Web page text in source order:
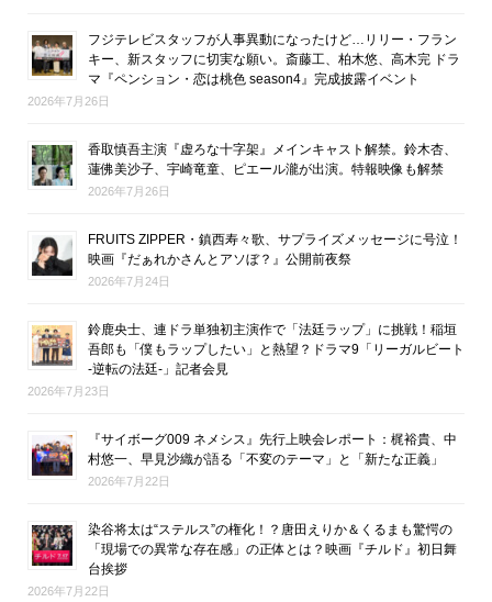
フジテレビスタッフが人事異動になったけど…リリー・フラン
キー、新スタッフに切実な願い。斎藤工、柏木悠、高木完 ドラ
マ『ペンション・恋は桃色 season4』完成披露イベント
2026年7月26日
香取慎吾主演『虚ろな十字架』メインキャスト解禁。鈴木杏、
蓮佛美沙子、宇崎竜童、ピエール瀧が出演。特報映像も解禁
2026年7月26日
FRUITS ZIPPER・鎮西寿々歌、サプライズメッセージに号泣！
映画『だぁれかさんとアソぼ？』公開前夜祭
2026年7月24日
鈴鹿央士、連ドラ単独初主演作で「法廷ラップ」に挑戦！稲垣
吾郎も「僕もラップしたい」と熱望？ドラマ9「リーガルビート
-逆転の法廷-」記者会見
2026年7月23日
『サイボーグ009 ネメシス』先行上映会レポート：梶裕貴、中
村悠一、早見沙織が語る「不変のテーマ」と「新たな正義」
2026年7月22日
染谷将太は“ステルス”の権化！？唐田えりか＆くるまも驚愕の
「現場での異常な存在感」の正体とは？映画『チルド』初日舞
台挨拶
2026年7月22日